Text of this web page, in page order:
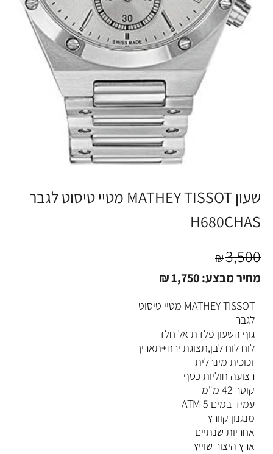
שעון MATHEY TISSOT מטיי טיסוט לגבר
H680CHAS
₪3,500
מחיר מבצע: ₪1,750
MATHEY TISSOT מטיי טיסוט
לגבר
גוף השעון פלדת אל חלד
לוח לוח לבן,תצוגת ירח+תאריך
זכוכית מינרלית
רצועה חוליות כסף
קוטר 42 מ"מ
עמיד במים 5 ATM
מנגנון קוורץ
אחריות שנתיים
ארץ היצור שוייץ